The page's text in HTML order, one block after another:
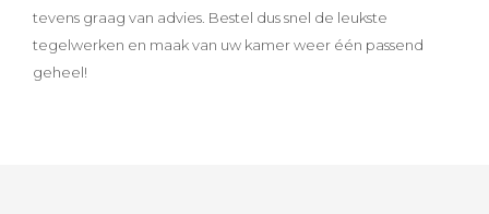
tevens graag van advies. Bestel dus snel de leukste
tegelwerken en maak van uw kamer weer één passend
geheel!